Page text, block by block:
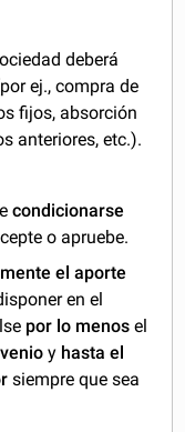
deberá
ej., compra de
fijos, absorción
anteriores, etc.).
condicionarse
o apruebe.
el aporte
en el
por lo menos el
y hasta el
siempre que sea